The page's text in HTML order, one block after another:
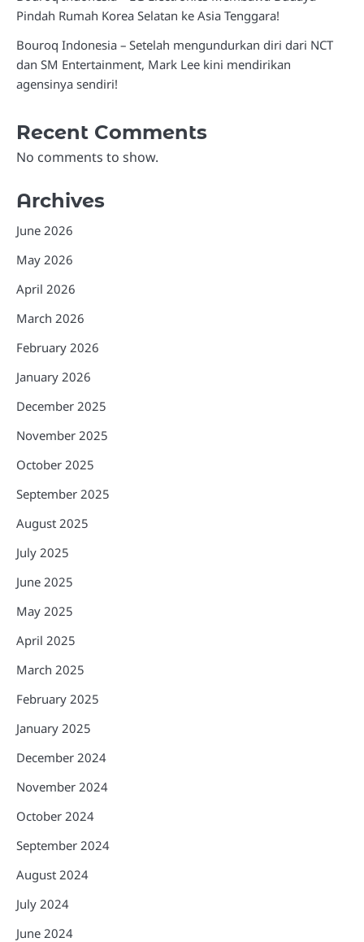
Pindah Rumah Korea Selatan ke Asia Tenggara!
Bouroq Indonesia – Setelah mengundurkan diri dari NCT
dan SM Entertainment, Mark Lee kini mendirikan
agensinya sendiri!
Recent Comments
No comments to show.
Archives
June 2026
May 2026
April 2026
March 2026
February 2026
January 2026
December 2025
November 2025
October 2025
September 2025
August 2025
July 2025
June 2025
May 2025
April 2025
March 2025
February 2025
January 2025
December 2024
November 2024
October 2024
September 2024
August 2024
July 2024
June 2024